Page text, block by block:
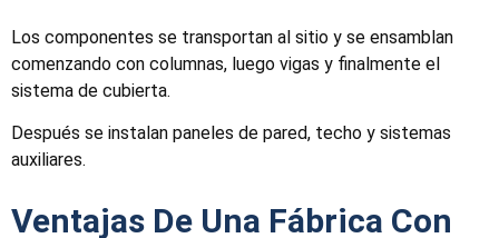
Los componentes se transportan al sitio y se ensamblan
comenzando con columnas, luego vigas y finalmente el
sistema de cubierta.
Después se instalan paneles de pared, techo y sistemas
auxiliares.
Ventajas De Una Fábrica Con